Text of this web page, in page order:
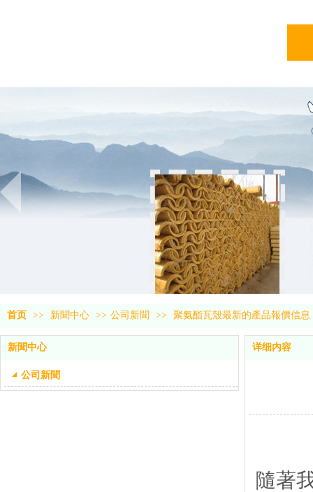
首页 >> 新聞中心 >> 公司新聞 >> 聚氨酯瓦殼最新的產品報價信息
新聞中心
公司新聞
详细内容
隨著